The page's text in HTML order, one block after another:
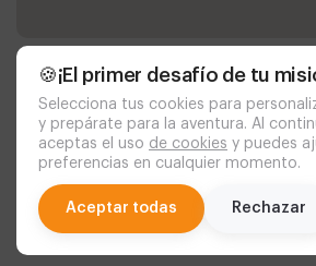
🍪¡El primer desafío de tu
Selecciona tus cookies para
y prepárate para la aventura. Al
aceptas el uso de cookies y puedes
preferencias en cualquier momento.
Aceptar todas Rechazar
Documentación
política de cookies
aviso legal
politica de privacidad